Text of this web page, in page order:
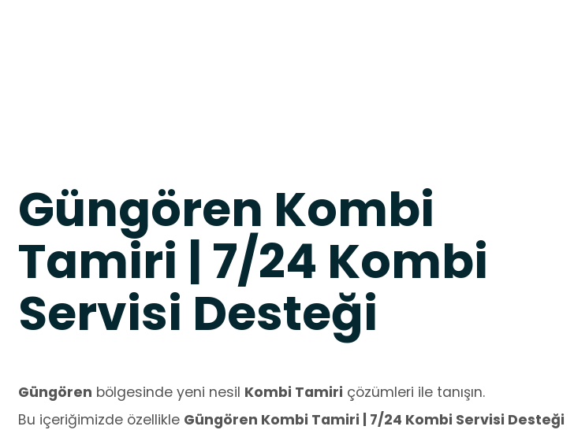
Güngören Kombi
Tamiri | 7/24 Kombi
Servisi Desteği
Güngören bölgesinde yeni nesil Kombi Tamiri çözümleri ile tanışın.
Bu içeriğimizde özellikle Güngören Kombi Tamiri | 7/24 Kombi Servisi Desteği